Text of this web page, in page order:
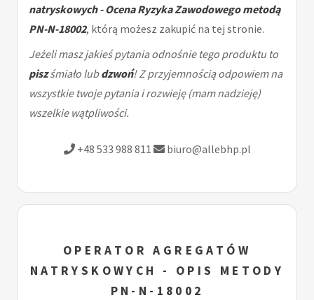
natryskowych - Ocena Ryzyka Zawodowego metodą
PN-N-18002, którą możesz zakupić na tej stronie.
Jeżeli masz jakieś pytania odnośnie tego produktu to
piszśmiało lubdzwoń! Z przyjemnością odpowiem na
wszystkie twoje pytania i rozwieję (mam nadzieję)
wszelkie wątpliwości.
+48 533 988 811 biuro@allebhp.pl
OPERATOR AGREGATÓW
NATRYSKOWYCH - OPIS METODY
PN-N-18002